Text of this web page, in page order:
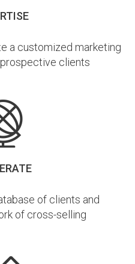
a customized marketing
clients
of clients and
of cross-selling